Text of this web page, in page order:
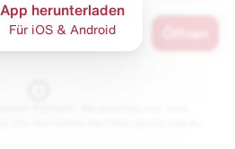
App herunterladen
Für iOS & Android